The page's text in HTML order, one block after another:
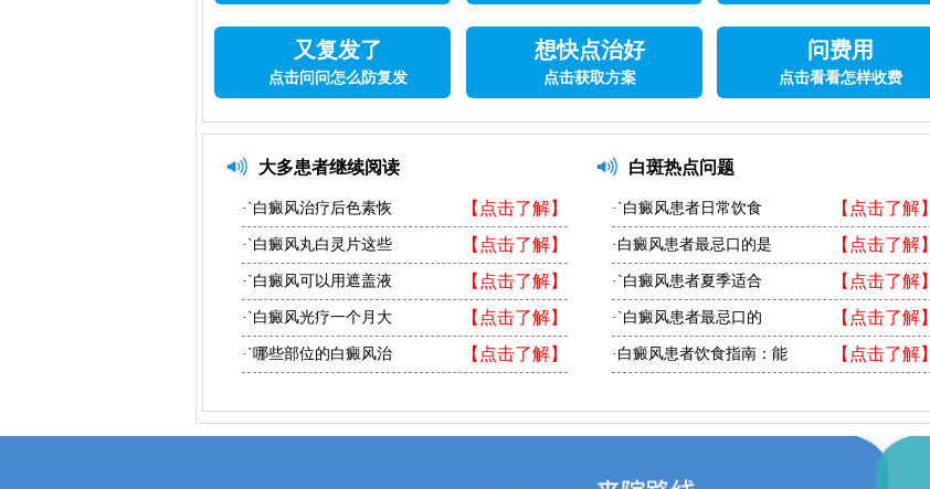
又复发了
点击问问怎么防复发
想快点治好
点击获取方案
问费用
点击看看怎样收费
大多患者继续阅读
【点击了解】
·`白癜风治疗后色素恢
【点击了解】
·`白癜风丸白灵片这些
【点击了解】
·`白癜风可以用遮盖液
【点击了解】
·`白癜风光疗一个月大
【点击了解】
·`哪些部位的白癜风治
白斑热点问题
【点击了解】
·`白癜风患者日常饮食
【点击了解】
·白癜风患者最忌口的是
【点击了解】
·`白癜风患者夏季适合
【点击了解】
·`白癜风患者最忌口的
【点击了解】
·白癜风患者饮食指南：能